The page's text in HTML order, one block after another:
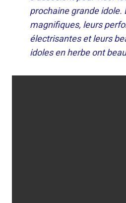
prochaine grande idole.
magnifiques, leurs
électrisantes et leurs
idoles en herbe ont